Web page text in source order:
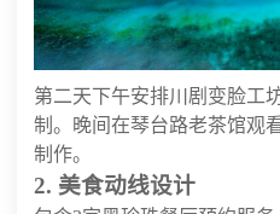
第二天下午安排川剧变脸工
制。晚间在琴台路老茶馆观
制作。
2. 美食动线设计